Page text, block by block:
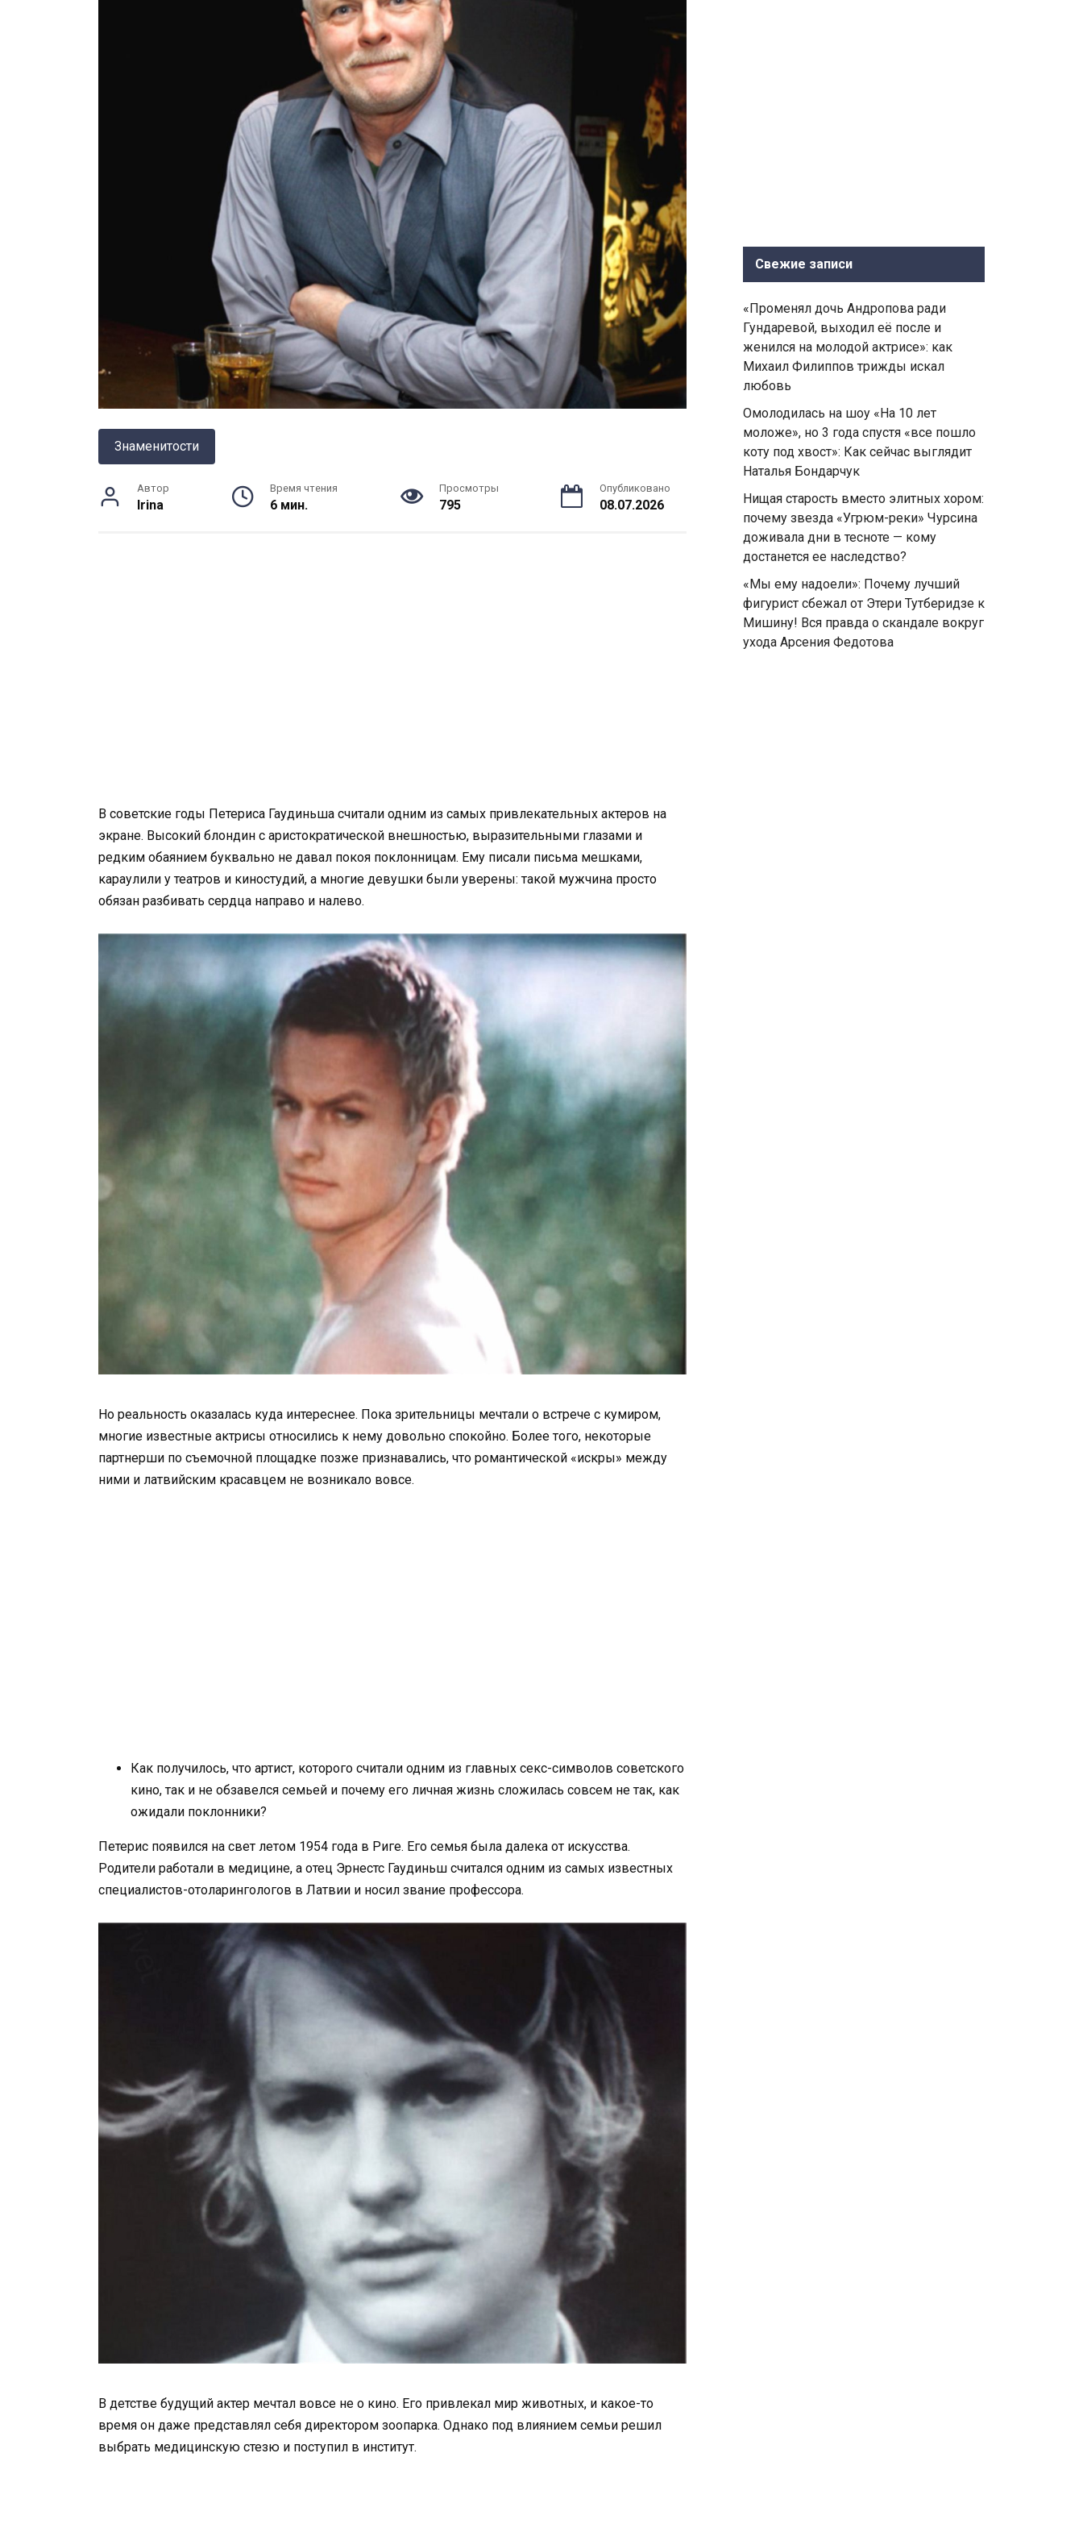
Знаменитости
Автор
Irina
Время чтения
6 мин.
Просмотры
795
Опубликовано
08.07.2026
В советские годы Петериса Гаудиньша считали одним из самых привлекательных актеров на
экране. Высокий блондин с аристократической внешностью, выразительными глазами и
редким обаянием буквально не давал покоя поклонницам. Ему писали письма мешками,
караулили у театров и киностудий, а многие девушки были уверены: такой мужчина просто
обязан разбивать сердца направо и налево.
Но реальность оказалась куда интереснее. Пока зрительницы мечтали о встрече с кумиром,
многие известные актрисы относились к нему довольно спокойно. Более того, некоторые
партнерши по съемочной площадке позже признавались, что романтической «искры» между
ними и латвийским красавцем не возникало вовсе.
Как получилось, что артист, которого считали одним из главных секс-символов советского
кино, так и не обзавелся семьей и почему его личная жизнь сложилась совсем не так, как
ожидали поклонники?
Петерис появился на свет летом 1954 года в Риге. Его семья была далека от искусства.
Родители работали в медицине, а отец Эрнестс Гаудиньш считался одним из самых известных
специалистов-отоларингологов в Латвии и носил звание профессора.
В детстве будущий актер мечтал вовсе не о кино. Его привлекал мир животных, и какое-то
время он даже представлял себя директором зоопарка. Однако под влиянием семьи решил
выбрать медицинскую стезю и поступил в институт.
Свежие записи
«Променял дочь Андропова ради
Гундаревой, выходил её после и
женился на молодой актрисе»: как
Михаил Филиппов трижды искал
любовь
Омолодилась на шоу «На 10 лет
моложе», но 3 года спустя «все пошло
коту под хвост»: Как сейчас выглядит
Наталья Бондарчук
Нищая старость вместо элитных хором:
почему звезда «Угрюм-реки» Чурсина
доживала дни в тесноте — кому
достанется ее наследство?
«Мы ему надоели»: Почему лучший
фигурист сбежал от Этери Тутберидзе к
Мишину! Вся правда о скандале вокруг
ухода Арсения Федотова